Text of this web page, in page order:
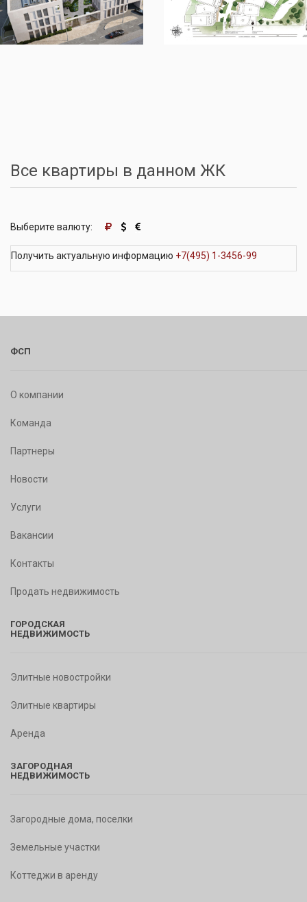
Все квартиры в данном ЖК
Выберите валюту:
Получить актуальную информацию +7(495) 1-3456-99
ФСП
О компании
Команда
Партнеры
Новости
Услуги
Вакансии
Контакты
Продать недвижимость
ГОРОДСКАЯ
НЕДВИЖИМОСТЬ
Элитные новостройки
Элитные квартиры
Аренда
ЗАГОРОДНАЯ
НЕДВИЖИМОСТЬ
Загородные дома, поселки
Земельные участки
Коттеджи в аренду